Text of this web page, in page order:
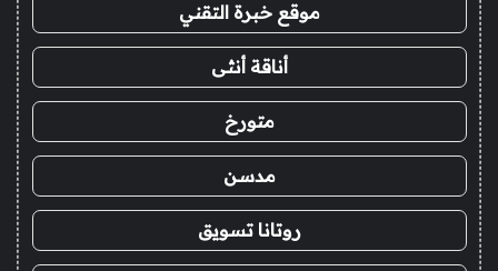
موقع خبرة التقني
أناقة أنثى
متورخ
مدسن
روتانا تسويق